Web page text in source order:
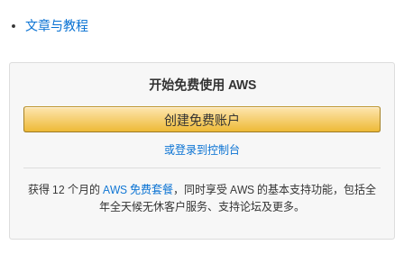
文章与教程
开始免费使用 AWS
创建免费账户
或登录到控制台
获得 12 个月的 AWS 免费套餐，同时享受 AWS 的基本支持功能，包括全
年全天候无休客户服务、支持论坛及更多。